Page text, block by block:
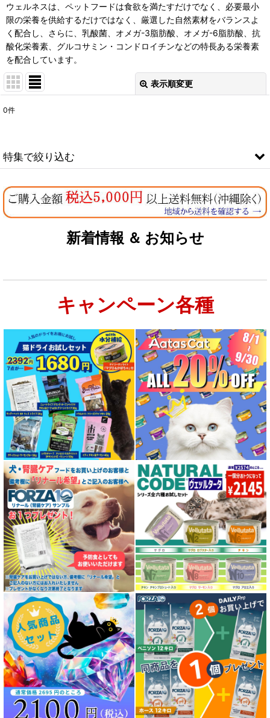
ウェルネスは、ペットフードは食欲を満たすだけでなく、必要最小
限の栄養を供給するだけではなく、厳選した自然素材をバランスよ
く配合し、さらに、乳酸菌、オメガ-3脂肪酸、オメガ-6脂肪酸、抗
酸化栄養素、グルコサミン・コンドロイチンなどの特長ある栄養素
を配合しています。
表示順変更
絞り込む
0件
特集で絞り込む
なちゅのオリジナルセット
お試しドライフード少量パック犬用
特集：大型犬＆多頭飼い用：セット＆大袋ドッグフード
特集 グリーントライプ（第４胃）とは
特集 フリーズドライ
特集 エアドライフード
特殊製法のドッグフード
特殊製法のキャットフード
全年齢対応 フード for DOG
パピー用 フード for DOG
成犬用 フード for DOG
シニア犬用フード for DOG
食物アレルギー対応 ドッグフード
腎臓ケア対応ドッグフード
新着情報 ＆ お知らせ
キャンペーン各種